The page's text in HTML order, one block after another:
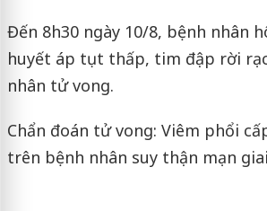
Đến 8h30 ngày 10/8, bệnh nhân
huyết áp tụt thấp, tim đập rời
nhân tử vong.
Chẩn đoán tử vong: Viêm phổi
trên bệnh nhân suy thận mạn